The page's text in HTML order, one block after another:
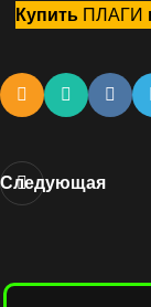
Купить ПЛАГИ
Следующая